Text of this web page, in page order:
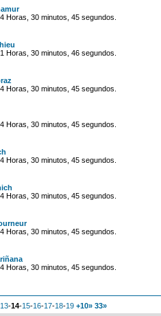
Horas, 30 minutos, 45 segundos.
Horas, 30 minutos, 46 segundos.
Horas, 30 minutos, 45 segundos.
Horas, 30 minutos, 45 segundos.
Horas, 30 minutos, 45 segundos.
Horas, 30 minutos, 45 segundos.
Horas, 30 minutos, 45 segundos.
Horas, 30 minutos, 45 segundos.
13-14-15-16-17-18-19 +10» 33»